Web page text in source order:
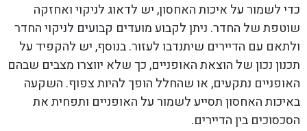
כדי לשמור על איכות האחסון, יש לדאוג לניקוי ואחזקה
שוטפת של החדר. ניתן לקבוע מועדים קבועים לניקוי החדר
ולתאם עם הדיירים שיתנדבו לעזור. בנוסף, יש להקפיד על
תכנון נכון של הוצאת האופניים, כך שלא יווצרו מצבים שבהם
האופניים נתקעים, או שהחלל הופך להיות צפוף. השקעה
באיכות האחסון תסייע לשמור על האופניים ותפחית את
הסכסוכים בין הדיירים.